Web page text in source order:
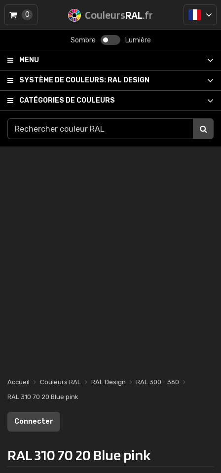
CouleursRAL.fr
Sombre Lumière
MENU
SYSTÈME DE COULEURS: RAL DESIGN
CATÉGORIES DE COULEURS
0
Accueil Couleurs RAL RAL Design
RAL 300 - 360
RAL 310 70 20 Blue pink
Connecter
RAL 310 70 20 Blue pink